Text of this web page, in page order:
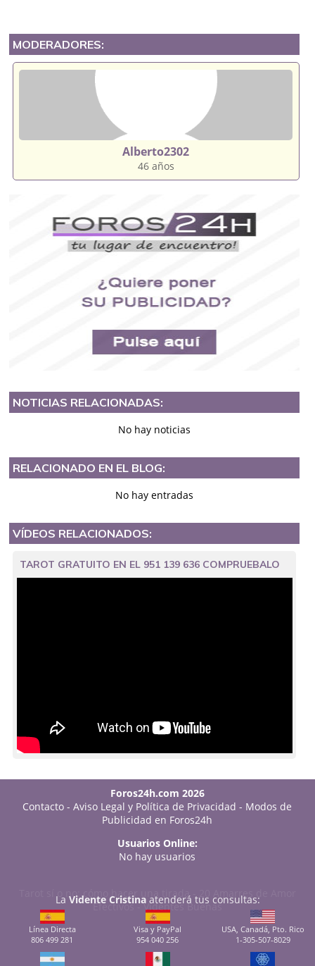
MODERADORES:
Alberto2302
46 años
NOTICIAS RELACIONADAS:
No hay noticias
RELACIONADO EN EL BLOG:
No hay entradas
VÍDEOS RELACIONADOS:
TAROT GRATUITO EN EL 951 139 636 COMPRUEBALO
Foros24h.com 2026
Contacto -Aviso Legal y Política de Privacidad - Modos de
Publicidad en Foros24h
Usuarios Online:
No hay usuarios
Tarot sí o no: cómo hacer una tirada-
20 Amarres de Amor
Efectivos-Videntes Buenas
La Vidente Cristinaatenderá tus consultas:
Línea Directa
806 499 281
Visa y PayPal
954 040 256
USA, Canadá, Pto. Rico
1-305-507-8029